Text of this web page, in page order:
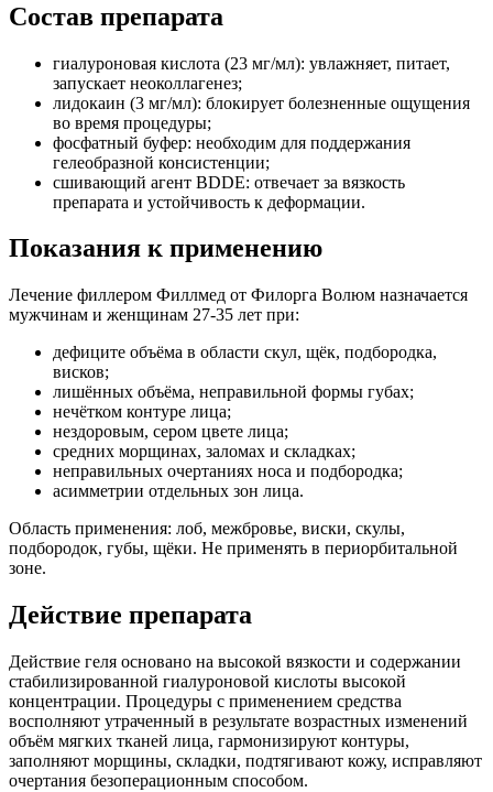
Состав препарата
гиалуроновая кислота (23 мг/мл): увлажняет, питает,
запускает неоколлагенез;
лидокаин (3 мг/мл): блокирует болезненные ощущения
во время процедуры;
фосфатный буфер: необходим для поддержания
гелеобразной консистенции;
сшивающий агент BDDE: отвечает за вязкость
препарата и устойчивость к деформации.
Показания к применению
Лечение филлером Филлмед от Филорга Волюм назначается
мужчинам и женщинам 27-35 лет при:
дефиците объёма в области скул, щёк, подбородка,
висков;
лишённых объёма, неправильной формы губах;
нечётком контуре лица;
нездоровым, сером цвете лица;
средних морщинах, заломах и складках;
неправильных очертаниях носа и подбородка;
асимметрии отдельных зон лица.
Область применения: лоб, межбровье, виски, скулы,
подбородок, губы, щёки. Не применять в периорбитальной
зоне.
Действие препарата
Действие геля основано на высокой вязкости и содержании
стабилизированной гиалуроновой кислоты высокой
концентрации. Процедуры с применением средства
восполняют утраченный в результате возрастных изменений
объём мягких тканей лица, гармонизируют контуры,
заполняют морщины, складки, подтягивают кожу, исправляют
очертания безоперационным способом.